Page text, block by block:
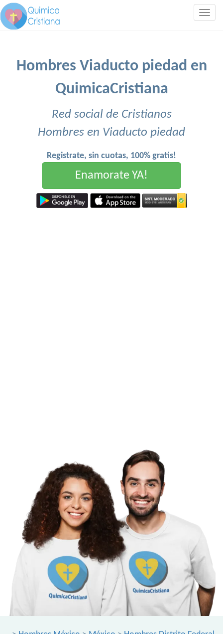
Hombres Viaducto piedad en
QuimicaCristiana
Red social de Cristianos
Hombres en Viaducto piedad
Registrate, sin cuotas, 100% gratis!
Enamorate YA!